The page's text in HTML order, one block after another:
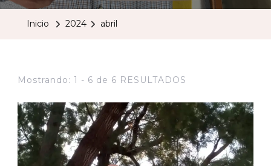
Inicio 2024 abril
Mostrando: 1 - 6 de 6 RESULTADOS